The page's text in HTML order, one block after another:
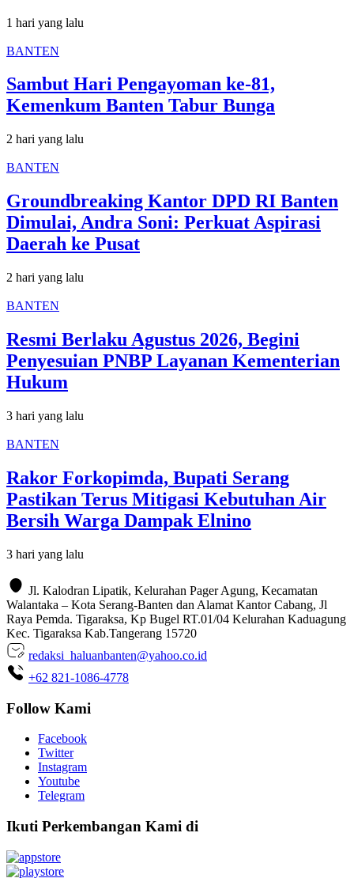
1 hari yang lalu
BANTEN
Sambut Hari Pengayoman ke-81,
Kemenkum Banten Tabur Bunga
2 hari yang lalu
BANTEN
Groundbreaking Kantor DPD RI Banten
Dimulai, Andra Soni: Perkuat Aspirasi
Daerah ke Pusat
2 hari yang lalu
BANTEN
Resmi Berlaku Agustus 2026, Begini
Penyesuian PNBP Layanan Kementerian
Hukum
3 hari yang lalu
BANTEN
Rakor Forkopimda, Bupati Serang
Pastikan Terus Mitigasi Kebutuhan Air
Bersih Warga Dampak Elnino
3 hari yang lalu
Jl. Kalodran Lipatik, Kelurahan Pager Agung, Kecamatan
Walantaka – Kota Serang-Banten dan Alamat Kantor Cabang, Jl
Raya Pemda. Tigaraksa, Kp Bugel RT.01/04 Kelurahan Kaduagung
Kec. Tigaraksa Kab.Tangerang 15720
redaksi_haluanbanten@yahoo.co.id
+62 821-1086-4778
Follow Kami
Facebook
Twitter
Instagram
Youtube
Telegram
Ikuti Perkembangan Kami di